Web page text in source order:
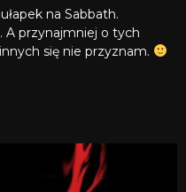
na Sabbath.
A przynajmniej o tych
się nie przyznam.